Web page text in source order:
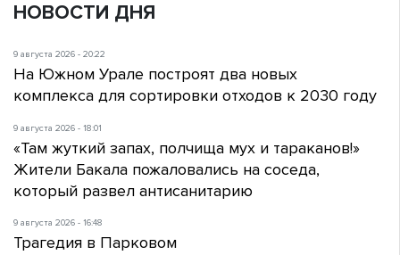
НОВОСТИ ДНЯ
9 августа 2026 - 20:22
На Южном Урале построят два новых
комплекса для сортировки отходов к 2030 году
9 августа 2026 - 18:01
«Там жуткий запах, полчища мух и тараканов!»
Жители Бакала пожаловались на соседа,
который развел антисанитарию
9 августа 2026 - 16:48
Трагедия в Парковом